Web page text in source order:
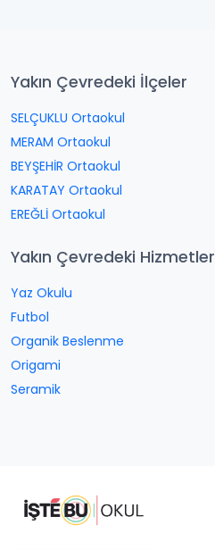
Yakın Çevredeki İlçeler
SELÇUKLU Ortaokul
MERAM Ortaokul
BEYŞEHİR Ortaokul
KARATAY Ortaokul
EREĞLİ Ortaokul
Yakın Çevredeki Hizmetler
Yaz Okulu
Futbol
Organik Beslenme
Origami
Seramik